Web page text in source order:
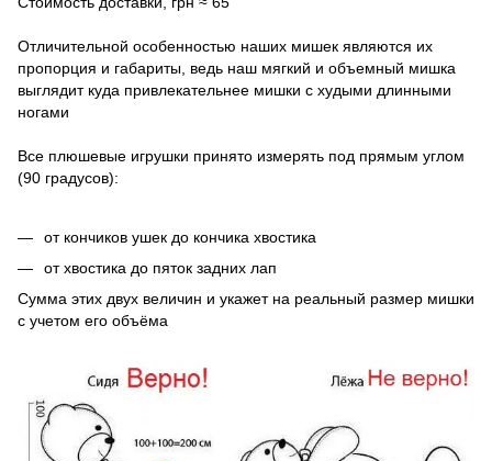
Отличительной особенностью наших мишек являются их
пропорция и габариты, ведь наш мягкий и объемный мишка
выглядит куда привлекательнее мишки с худыми длинными
ногами
Все плюшевые игрушки принято измерять под прямым углом
(90 градусов):
от кончиков ушек до кончика хвостика
от хвостика до пяток задних лап
Сумма этих двух величин и укажет на реальный размер мишки
с учетом его объёма